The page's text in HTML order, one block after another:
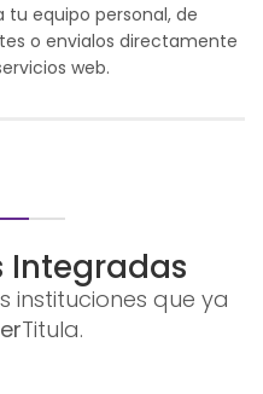
tu equipo personal, de
o envialos directamente
web.
Integradas
instituciones que ya
Titula.